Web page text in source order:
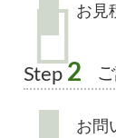
お見
Step 2
お問